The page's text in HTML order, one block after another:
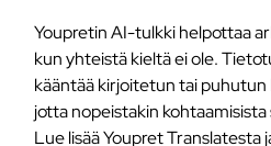
Youpretin AI-tulkki helpottaa
kun yhteistä kieltä ei ole.
kääntää kirjoitetun tai puhutun
jotta nopeistakin kohtaamisista
Lue lisää Youpret Translatesta